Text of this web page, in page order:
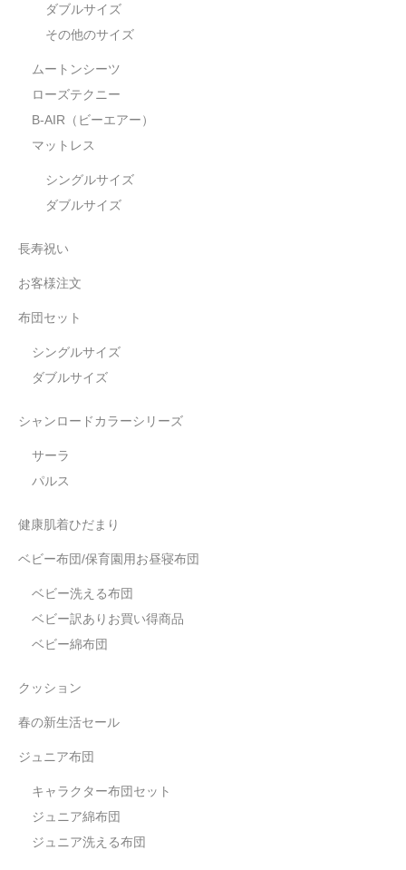
ダブルサイズ
その他のサイズ
ムートンシーツ
ローズテクニー
B-AIR（ビーエアー）
マットレス
シングルサイズ
ダブルサイズ
長寿祝い
お客様注文
布団セット
シングルサイズ
ダブルサイズ
シャンロードカラーシリーズ
サーラ
パルス
健康肌着ひだまり
ベビー布団/保育園用お昼寝布団
ベビー洗える布団
ベビー訳ありお買い得商品
ベビー綿布団
クッション
春の新生活セール
ジュニア布団
キャラクター布団セット
ジュニア綿布団
ジュニア洗える布団